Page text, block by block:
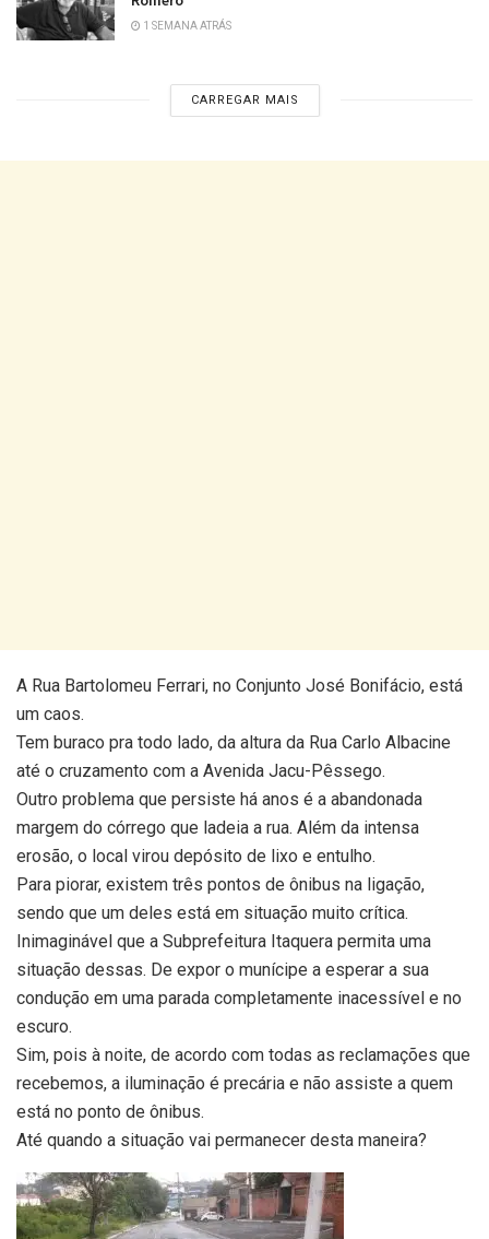
1 SEMANA ATRÁS
CARREGAR MAIS
A Rua Bartolomeu Ferrari, no Conjunto José Bonifácio, está
um caos.
Tem buraco pra todo lado, da altura da Rua Carlo Albacine
até o cruzamento com a Avenida Jacu-Pêssego.
Outro problema que persiste há anos é a abandonada
margem do córrego que ladeia a rua. Além da intensa
erosão, o local virou depósito de lixo e entulho.
Para piorar, existem três pontos de ônibus na ligação,
sendo que um deles está em situação muito crítica.
Inimaginável que a Subprefeitura Itaquera permita uma
situação dessas. De expor o munícipe a esperar a sua
condução em uma parada completamente inacessível e no
escuro.
Sim, pois à noite, de acordo com todas as reclamações que
recebemos, a iluminação é precária e não assiste a quem
está no ponto de ônibus.
Até quando a situação vai permanecer desta maneira?